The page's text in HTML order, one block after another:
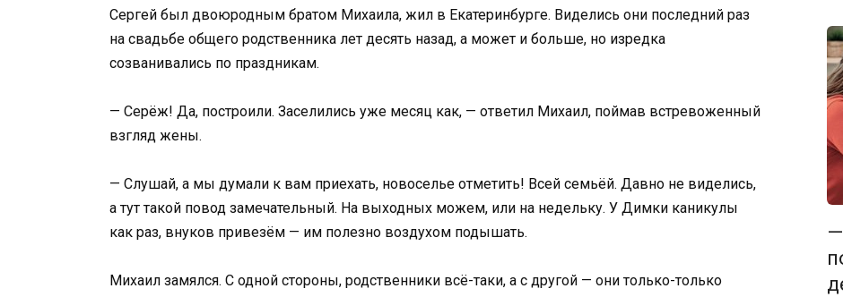
Сергей был двоюродным братом Михаила, жил в Екатеринбурге. Виделись они последний раз
на свадьбе общего родственника лет десять назад, а может и больше, но изредка
созванивались по праздникам.
— Серёж! Да, построили. Заселились уже месяц как, — ответил Михаил, поймав встревоженный
взгляд жены.
— Слушай, а мы думали к вам приехать, новоселье отметить! Всей семьёй. Давно не виделись,
а тут такой повод замечательный. На выходных можем, или на недельку. У Димки каникулы
как раз, внуков привезём — им полезно воздухом подышать.
Михаил замялся. С одной стороны, родственники всё-таки, а с другой — они только-только